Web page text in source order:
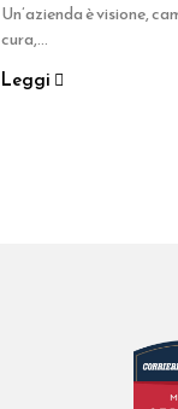
Un’azienda è visione,
cura,...
Leggi